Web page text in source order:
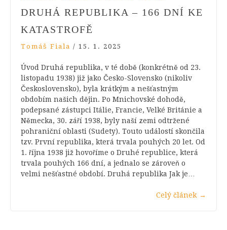
DRUHÁ REPUBLIKA – 166 DNÍ KE
KATASTROFĚ
Tomáš Fiala / 15. 1. 2025
Úvod Druhá republika, v té době (konkrétně od 23.
listopadu 1938) již jako Česko-Slovensko (nikoliv
Československo), byla krátkým a nešťastným
obdobím našich dějin. Po Mnichovské dohodě,
podepsané zástupci Itálie, Francie, Velké Británie a
Německa, 30. září 1938, byly naší zemi odtržené
pohraniční oblasti (Sudety). Touto událostí skončila
tzv. První republika, která trvala pouhých 20 let. Od
1. října 1938 již hovoříme o Druhé republice, která
trvala pouhých 166 dní, a jednalo se zároveň o
velmi nešťastné období. Druhá republika Jak je…
Celý článek →